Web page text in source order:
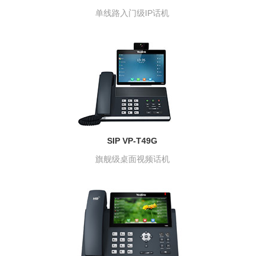
单线路入门级IP话机
SIP VP-T49G
旗舰级桌面视频话机